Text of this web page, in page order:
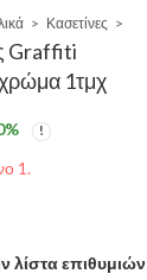
Κασετίνες
Graffiti
1τμχ
%
1.
λίστα επιθυμιών